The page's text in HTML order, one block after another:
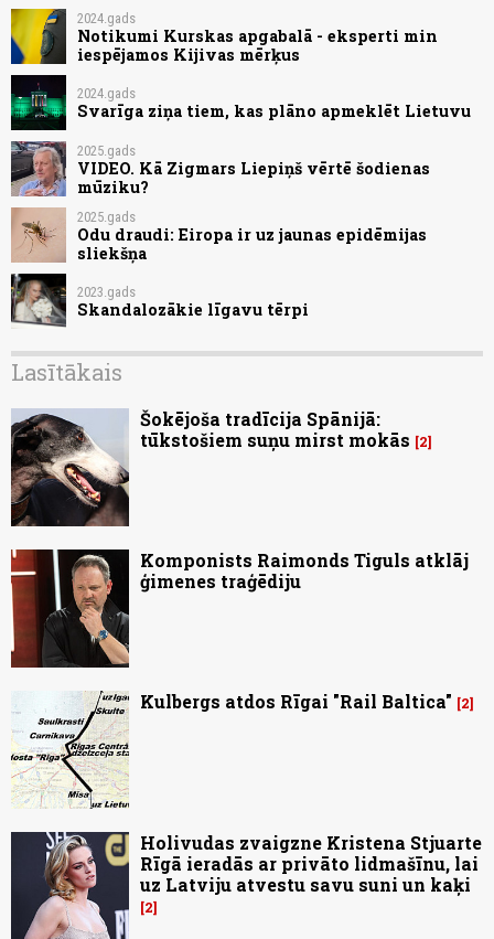
2024.gads
Notikumi Kurskas apgabalā - eksperti min
iespējamos Kijivas mērķus
2024.gads
Svarīga ziņa tiem, kas plāno apmeklēt Lietuvu
2025.gads
VIDEO. Kā Zigmars Liepiņš vērtē šodienas
mūziku?
2025.gads
Odu draudi: Eiropa ir uz jaunas epidēmijas
sliekšņa
2023.gads
Skandalozākie līgavu tērpi
Lasītākais
Šokējoša tradīcija Spānijā:
tūkstošiem suņu mirst mokās
2
Komponists Raimonds Tiguls atklāj
ģimenes traģēdiju
Kulbergs atdos Rīgai "Rail Baltica" 2
Holivudas zvaigzne Kristena Stjuarte
Rīgā ieradās ar privāto lidmašīnu, lai
uz Latviju atvestu savu suni un kaķi
2